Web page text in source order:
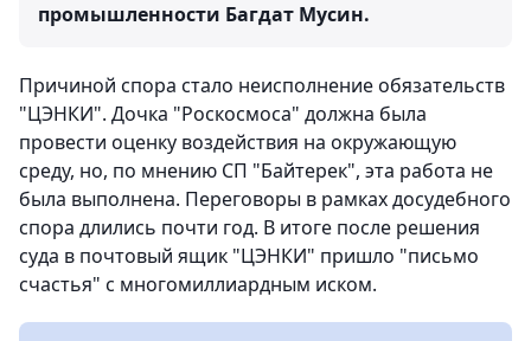
промышленности Багдат Мусин.
Причиной спора стало неисполнение обязательств
"ЦЭНКИ". Дочка "Роскосмоса" должна была
провести оценку воздействия на окружающую
среду, но, по мнению СП "Байтерек", эта работа не
была выполнена. Переговоры в рамках досудебного
спора длились почти год. В итоге после решения
суда в почтовый ящик "ЦЭНКИ" пришло "письмо
счастья" с многомиллиардным иском.